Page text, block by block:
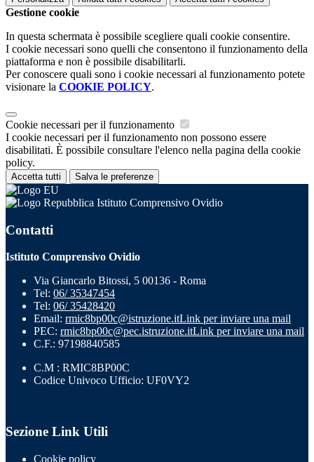
Gestione cookie
In questa schermata è possibile scegliere quali cookie consentire.
I cookie necessari sono quelli che consentono il funzionamento della
piattaforma e non è possibile disabilitarli.
Per conoscere quali sono i cookie necessari al funzionamento potete
visionare la COOKIE POLICY.
Cookie necessari per il funzionamento
I cookie necessari per il funzionamento non possono essere
disabilitati. È possibile consultare l'elenco nella pagina della cookie
policy.
Accetta tutti Salva le preferenze
Istituto Comprensivo Ovidio
Contatti
Istituto Comprensivo Ovidio
Via Giancarlo Bitossi, 5 00136 - Roma
Tel: 06/ 35347454
Tel: 06/ 35428420
Email: rmic8bp00c@istruzione.itLink per inviare una mail
PEC: rmic8bp00c@pec.istruzione.itLink per inviare una mail
C.F.: 97198840585
C.M : RMIC8BP00C
Codice Univoco Ufficio: UF0VY2
Sezione Link Utili
Cookie policy